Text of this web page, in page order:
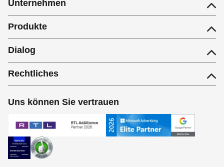
Unternehmen
Produkte
Dialog
Rechtliches
Uns können Sie vertrauen